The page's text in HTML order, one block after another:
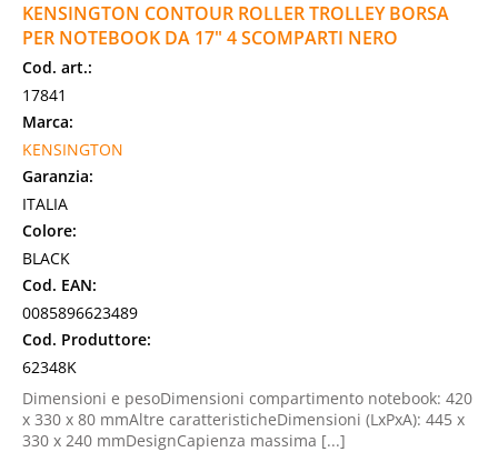
KENSINGTON CONTOUR ROLLER TROLLEY BORSA
PER NOTEBOOK DA 17" 4 SCOMPARTI NERO
Cod. art.:
17841
Marca:
KENSINGTON
Garanzia:
ITALIA
Colore:
BLACK
Cod. EAN:
0085896623489
Cod. Produttore:
62348K
Dimensioni e pesoDimensioni compartimento notebook: 420
x 330 x 80 mmAltre caratteristicheDimensioni (LxPxA): 445 x
330 x 240 mmDesignCapienza massima [...]